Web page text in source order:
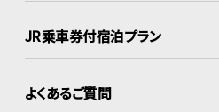
JR乗車券付宿泊プラン
よくあるご質問